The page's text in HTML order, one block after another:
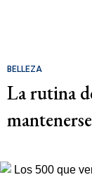
BELLEZA
La rutina